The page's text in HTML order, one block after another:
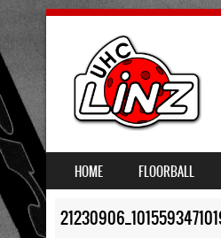
MENU
SKIP TO CONTENT
HOME FLOORBALL